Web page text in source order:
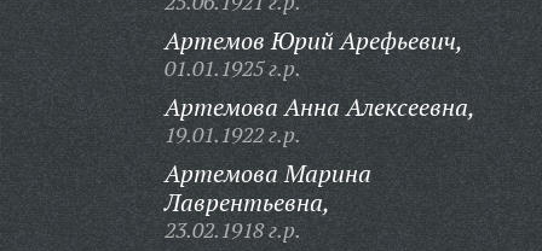
Артемов Юрий Арефьевич,
01.01.1925 г.р.
Артемова Анна Алексеевна,
19.01.1922 г.р.
Артемова Марина
Лаврентьевна,
23.02.1918 г.р.